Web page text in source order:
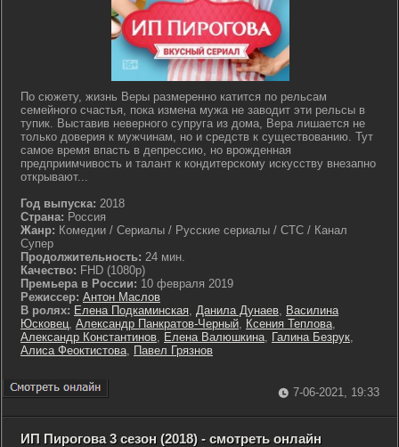
По сюжету, жизнь Веры размеренно катится по рельсам
семейного счастья, пока измена мужа не заводит эти рельсы в
тупик. Выставив неверного супруга из дома, Вера лишается не
только доверия к мужчинам, но и средств к существованию. Тут
самое время впасть в депрессию, но врожденная
предприимчивость и талант к кондитерскому искусству внезапно
открывают...
Год выпуска: 2018
Страна: Россия
Жанр: Комедии / Сериалы / Русские сериалы / СТС / Канал
Супер
Продолжительность: 24 мин.
Качество: FHD (1080p)
Премьера в России: 10 февраля 2019
Режиссер: Антон Маслов
В ролях: Елена Подкаминская, Данила Дунаев, Василина
Юсковец, Александр Панкратов-Черный, Ксения Теплова,
Александр Константинов, Елена Валюшкина, Галина Безрук,
Алиса Феоктистова, Павел Грязнов
7-06-2021, 19:33
ИП Пирогова 3 сезон (2018) - смотреть онлайн